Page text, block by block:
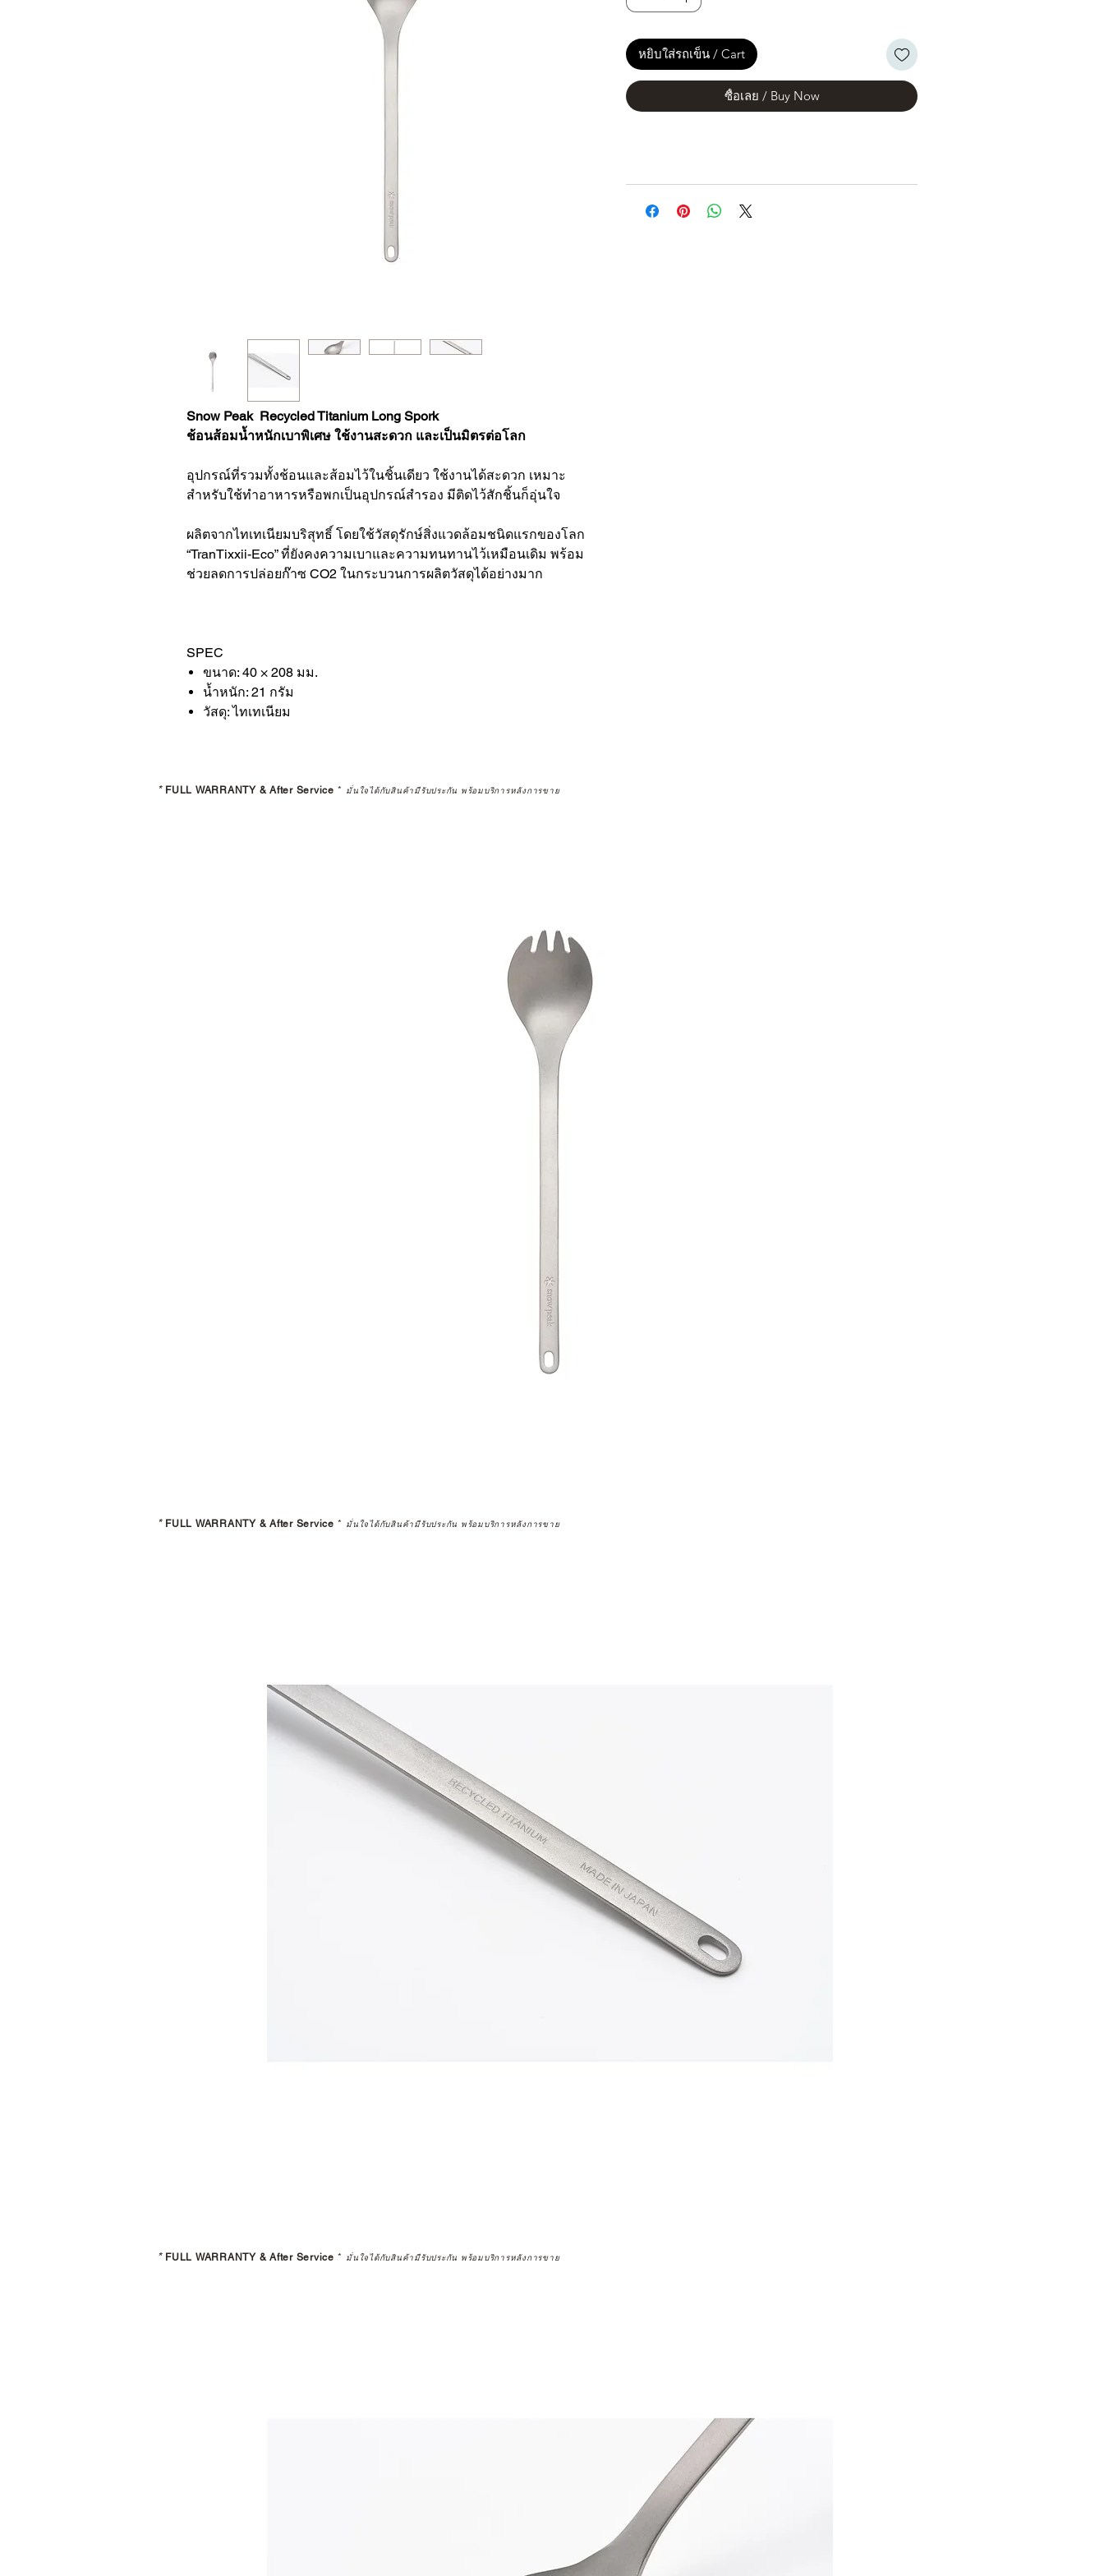
Snow Peak Recycled Titanium Long Spork
ช้อนส้อมน้ำหนักเบาพิเศษ ใช้งานสะดวก และเป็นมิตรต่อโลก
อุปกรณ์ที่รวมทั้งช้อนและส้อมไว้ในชิ้นเดียว ใช้งานได้สะดวก เหมาะ
สำหรับใช้ทำอาหารหรือพกเป็นอุปกรณ์สำรอง มีติดไว้สักชิ้นก็อุ่นใจ
ผลิตจากไทเทเนียมบริสุทธิ์ โดยใช้วัสดุรักษ์สิ่งแวดล้อมชนิดแรกของโลก
“TranTixxii-Eco” ที่ยังคงความเบาและความทนทานไว้เหมือนเดิม พร้อม
ช่วยลดการปล่อยก๊าซ CO2 ในกระบวนการผลิตวัสดุได้อย่างมาก
SPEC
ขนาด: 40 × 208 มม.
น้ำหนัก: 21 กรัม
วัสดุ: ไทเทเนียม
หยิบใส่รถเข็น / Cart
ซื้อเลย / Buy Now
* FULL WARRANTY & After Service * มั่นใจได้กับสินค้ามีรับประกัน พร้อมบริการหลังการขาย
* FULL WARRANTY & After Service * มั่นใจได้กับสินค้ามีรับประกัน พร้อมบริการหลังการขาย
* FULL WARRANTY & After Service * มั่นใจได้กับสินค้ามีรับประกัน พร้อมบริการหลังการขาย